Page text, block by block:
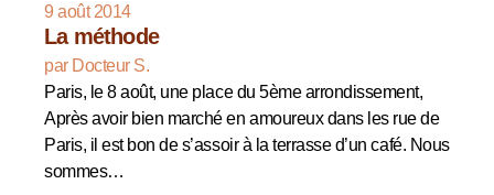
9 août 2014
La méthode
par Docteur S.
Paris, le 8 août, une place du 5ème arrondissement,
Après avoir bien marché en amoureux dans les rue de
Paris, il est bon de s’assoir à la terrasse d’un café. Nous
sommes…